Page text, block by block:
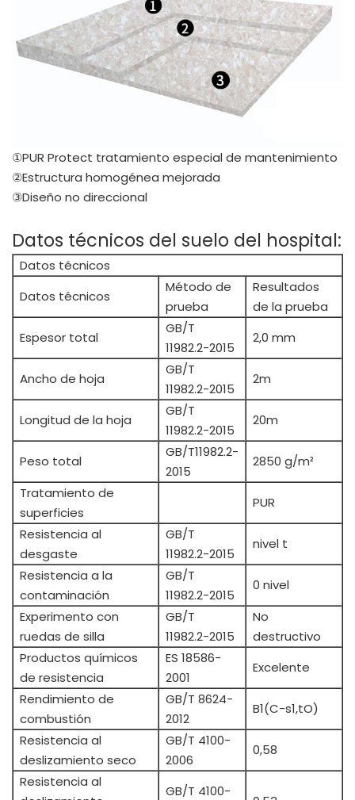
①PUR Protect tratamiento especial de mantenimiento
②Estructura homogénea mejorada
③Diseño no direccional
Datos técnicos del suelo del hospital:
Datos técnicos
Datos técnicos
Método de
prueba
Resultados
de la prueba
Espesor total
GB/T
11982.2-2015
2,0 mm
Ancho de hoja
GB/T
11982.2-2015
2m
Longitud de la hoja
GB/T
11982.2-2015
20m
Peso total
GB/T11982.2-
2015
2850 g/m²
Tratamiento de
superficies
PUR
Resistencia al
desgaste
GB/T
11982.2-2015
nivel t
Resistencia a la
contaminación
GB/T
11982.2-2015
0 nivel
Experimento con
ruedas de silla
GB/T
11982.2-2015
No
destructivo
Productos químicos
de resistencia
ES 18586-
2001
Excelente
Rendimiento de
combustión
GB/T 8624-
2012
B1(C-s1,tO)
Resistencia al
deslizamiento seco
GB/T 4100-
2006
0,58
Resistencia al
GB/T 4100-